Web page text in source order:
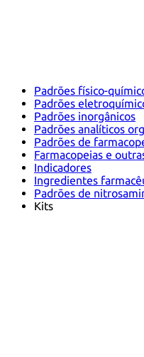
Padrões físico-
Padrões
Padrões inorgânicos
Padrões analíticos
Padrões de
Farmacopeias e
Indicadores
Ingredientes
Padrões de
Kits